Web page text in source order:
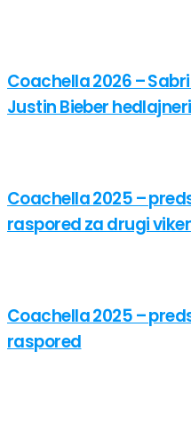
Coachella 2026 –
Justin Bieber hedlajneri
Coachella 2025 –
raspored za drugi
Coachella 2025 –
raspored